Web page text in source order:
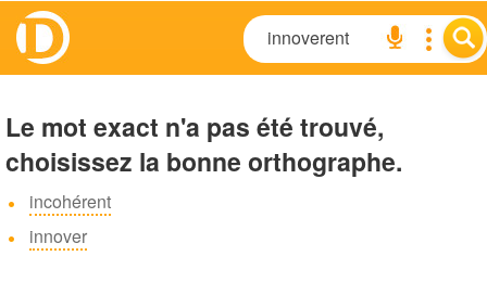
Le mot exact n'a pas été trouvé,
choisissez la bonne orthographe.
incohérent
innover